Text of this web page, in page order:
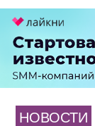
НОВОСТИ